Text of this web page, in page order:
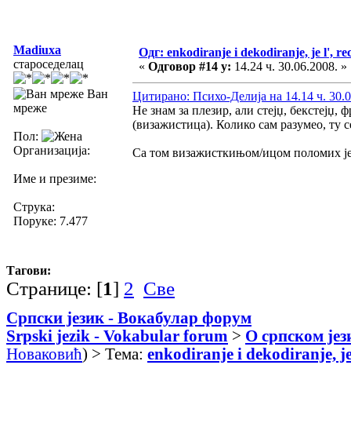
Madiuxa
староседелац
Ван
мреже
Пол:
Организација:
Име и презиме:
Струка:
Поруке: 7.477
Одг: enkodiranje i dekodiranje, je l',
« Одговор #14 у: 14.24 ч. 30.06.2008. »
Цитирано: Психо-Делија на 14.14 ч.
Не знам за плезир, али стејџ,
(визажистица). Колико сам разумео, ту
Са том визажисткињом/ицом поломих
Тагови:
Странице: [1] 2 Све
Српски језик - Вокабулар форум
Srpski jezik - Vokabular forum > О српском
Новаковић) > Тема: enkodiranje i dekodiranje,